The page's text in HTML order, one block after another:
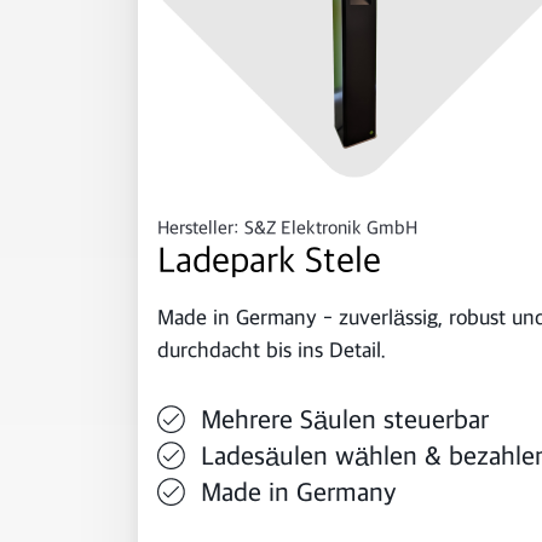
Hersteller: S&Z Elektronik GmbH
Ladepark Stele
Made in Germany - zuverlässig, robust
durchdacht bis ins Detail.
Mehrere Säulen steuerbar
Ladesäulen wählen &
Made in Germany